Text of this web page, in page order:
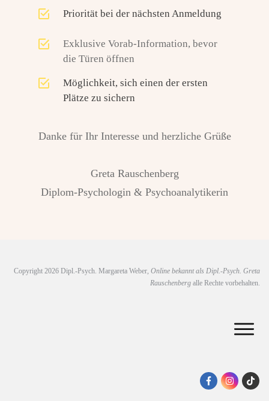
Priorität bei der nächsten Anmeldung
Exklusive Vorab-Information, bevor
die Türen öffnen
Möglichkeit, sich einen der ersten
Plätze zu sichern
Danke für Ihr Interesse und herzliche Grüße
Greta Rauschenberg
Diplom-Psychologin & Psychoanalytikerin
Copyright 2026 Dipl.-Psych. Margareta Weber, Online bekannt als Dipl.-Psych. Greta
Rauschenberg alle Rechte vorbehalten.